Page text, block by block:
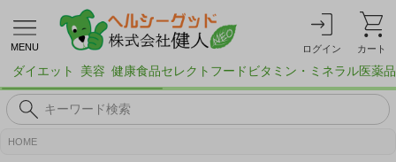
MENU ログイン カート
ダイエット 美容 健康食品セレクトフード ビタミン・ミネラル医薬品
HOME